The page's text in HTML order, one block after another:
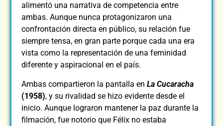
alimentó una narrativa de competencia entre
ambas. Aunque nunca protagonizaron una
confrontación directa en público, su relación fue
siempre tensa, en gran parte porque cada una era
vista como la representación de una feminidad
diferente y aspiracional en el país.
Ambas compartieron la pantalla en La Cucaracha
(1958), y su rivalidad se hizo evidente desde el
inicio. Aunque lograron mantener la paz durante la
filmación, fue notorio que Félix no estaba